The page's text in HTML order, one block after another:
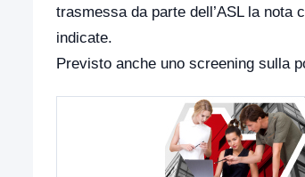
trasmessa da parte dell’ASL la
indicate.
Previsto anche uno screening sulla